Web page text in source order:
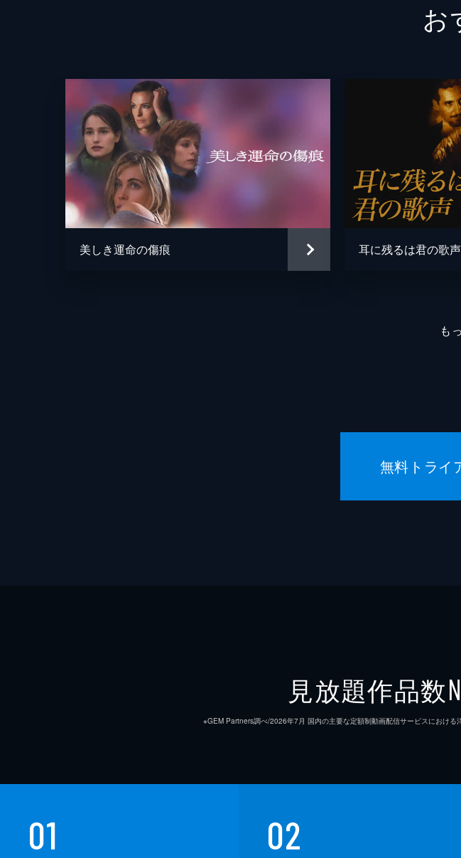
原作
音楽
製作
お
美しき運命の傷痕 耳に残るは君の歌声
も
無料トライ
見放題作品数
※GEM Partners調べ/2026年7⽉ 国内の主要な定額制動画配信サービスにおける
01 02